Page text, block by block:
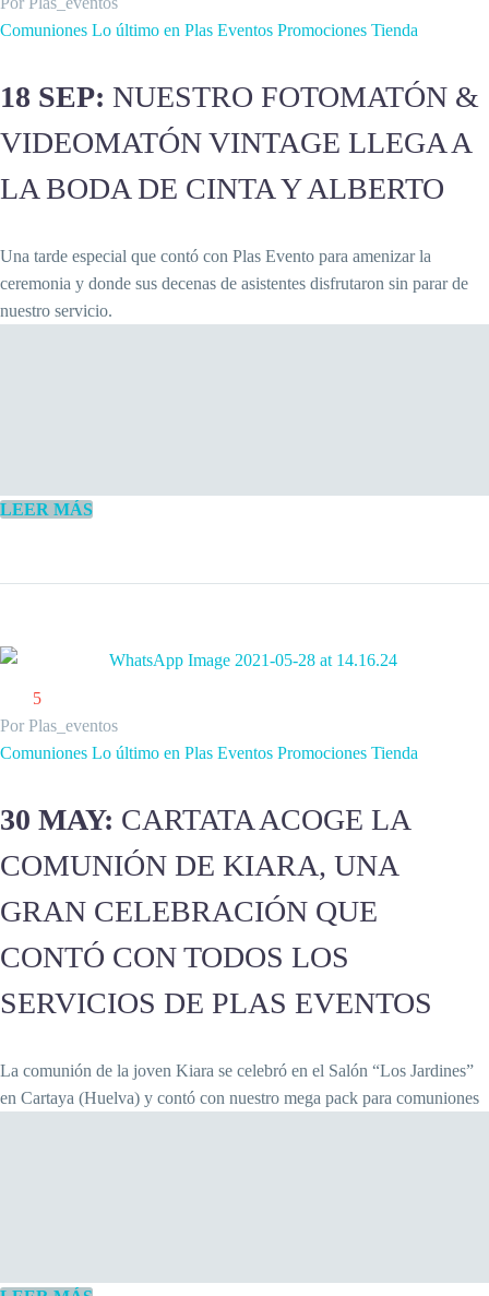
Comuniones Lo último en Plas Eventos Promociones Tienda
18 SEP: NUESTRO FOTOMATÓN &
VIDEOMATÓN VINTAGE LLEGA A
LA BODA DE CINTA Y ALBERTO
Una tarde especial que contó con Plas Evento para amenizar la
ceremonia y donde sus decenas de asistentes disfrutaron sin parar de
nuestro servicio.
LEER MÁS
5
Por Plas_eventos
Comuniones Lo último en Plas Eventos Promociones Tienda
30 MAY: CARTATA ACOGE LA
COMUNIÓN DE KIARA, UNA
GRAN CELEBRACIÓN QUE
CONTÓ CON TODOS LOS
SERVICIOS DE PLAS EVENTOS
La comunión de la joven Kiara se celebró en el Salón “Los Jardines”
en Cartaya (Huelva) y contó con nuestro mega pack para comuniones